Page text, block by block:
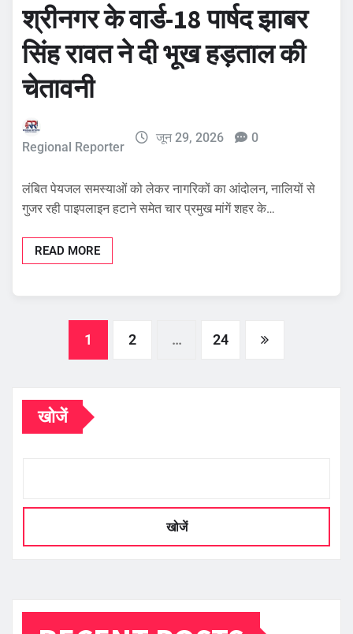
श्रीनगर के वार्ड-18 पार्षद झाबर
सिंह रावत ने दी भूख हड़ताल की
चेतावनी
Regional Reporter
जून 29, 2026 0
लंबित पेयजल समस्याओं को लेकर नागरिकों का आंदोलन, नालियों से
गुजर रही पाइपलाइन हटाने समेत चार प्रमुख मांगें शहर के…
READ MORE
pagination
1 2 … 24
खोजें
खोजें